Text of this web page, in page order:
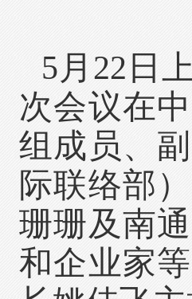
5月22日
次会议在
组成员、
际联络部
珊珊及南
和企业家